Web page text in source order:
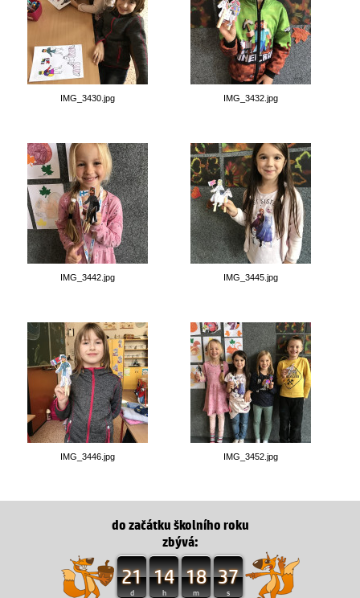
IMG_3430.jpg IMG_3432.jpg
IMG_3442.jpg IMG_3445.jpg
IMG_3446.jpg IMG_3452.jpg
do začátku školního roku
zbývá:
21
d
14
h
18
m
36
s